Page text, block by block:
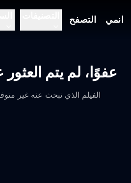
انمي التصفح
عفوًا، لم يتم العثور
الفيلم الذي تبحث عنه غير